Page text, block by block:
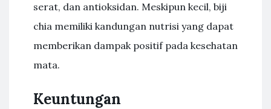
serat, dan antioksidan. Meskipun kecil, biji
chia memiliki kandungan nutrisi yang dapat
memberikan dampak positif pada kesehatan
mata.
Keuntungan